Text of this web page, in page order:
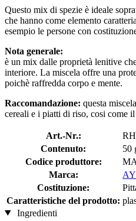
Questo mix di spezie è ideale
che hanno come elemento
esempio le persone con
Nota generale:
è un mix dalle proprietà lenitive
interiore. La miscela offre una
poichè raffredda corpo e mente.
Raccomandazione: questa
cereali e i piatti di riso, cosi come
Art.-Nr.:
Contenuto:
50
Codice produttore:
Marca:
Costituzione:
Caratteristiche del prodotto:
Ingredienti